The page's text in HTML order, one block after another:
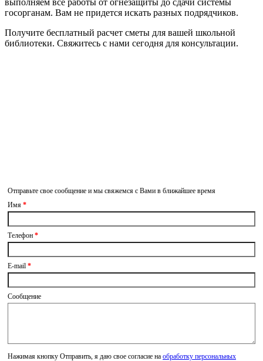
госорганам. Вам не придется искать разных подрядчиков.
Получите бесплатный расчет сметы для вашей школьной
библиотеки. Свяжитесь с нами сегодня для консультации.
Отправьте свое сообщение и мы свяжемся с Вами в ближайшее время
Имя *
Телефон *
E-mail *
Сообщение
Нажимая кнопку Отправить, я даю свое согласие на обработку персональных